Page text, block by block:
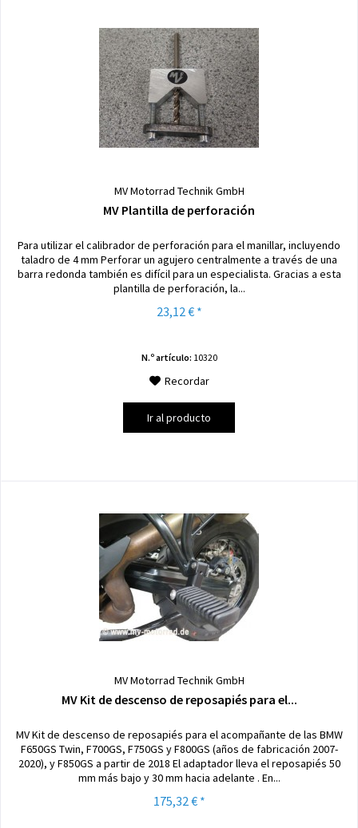
MV Motorrad Technik GmbH
MV Plantilla de perforación
Para utilizar el calibrador de perforación para el manillar, incluyendo
taladro de 4 mm Perforar un agujero centralmente a través de una
barra redonda también es difícil para un especialista. Gracias a esta
plantilla de perforación, la...
23,12 € *
N.º artículo: 10320
Recordar
Ir al producto
MV Motorrad Technik GmbH
MV Kit de descenso de reposapiés para el...
MV Kit de descenso de reposapiés para el acompañante de las BMW
F650GS Twin, F700GS, F750GS y F800GS (años de fabricación 2007-
2020), y F850GS a partir de 2018 El adaptador lleva el reposapiés 50
mm más bajo y 30 mm hacia adelante . En...
175,32 € *